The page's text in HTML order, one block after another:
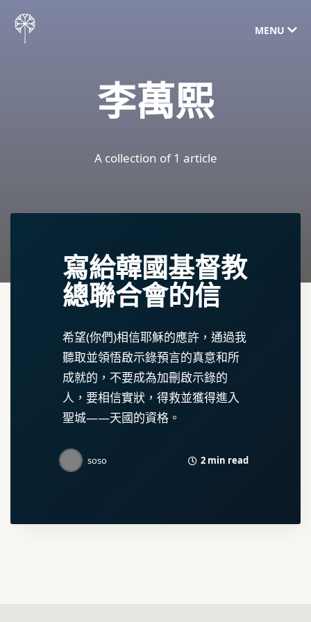
MENU
李萬熙
A collection of 1 article
寫給韓國基督教
總聯合會的信
希望(你們)相信耶穌的應許，通過我
聽取並領悟啟示錄預言的真意和所
成就的，不要成為加刪啟示錄的
人，要相信實狀，得救並獲得進入
聖城——天國的資格。
soso 2 min read